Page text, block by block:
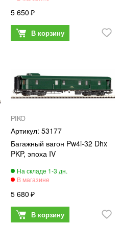
5 650
PIKO
53177
Багажный вагон Pw4i-32 Dhx
PKP, эпоха IV
5 680